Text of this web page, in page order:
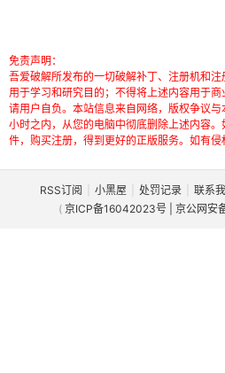
免责声明：
吾爱破解所发布的一切破解补丁、注册机和
用于学习和研究目的；不得将上述内容用于
请用户自负。本站信息来自网络，版权争议
小时之内，从您的电脑中彻底删除上述内容
件，购买注册，得到更好的正版服务。如有侵
RSS订阅 小黑屋 处罚记录 联系我
( 京ICP备16042023号 | 京公网安